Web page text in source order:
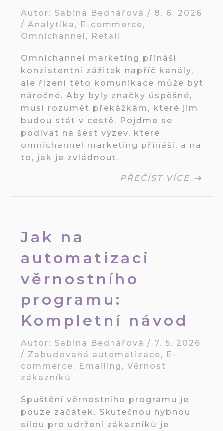
Autor: Sabina Bednářová / 8. 6. 2026
/Analytika , E-commerce,
Omnichannel , Retail
Omnichannel marketing přináší
konzistentní zážitek napříč kanály,
ale řízení této komunikace může být
náročné. Aby byly značky úspěšné,
musí rozumět překážkám, které jim
budou stát v cestě. Pojďme se
podívat na šest výzev, které
omnichannel marketing přináší, a na
to, jak je zvládnout.
PŘEČÍST VÍCE
Jak na
automatizaci
věrnostního
programu:
Kompletní návod
Autor: Sabina Bednářová / 7. 5. 2026
/ Zabudovaná automatizace, E-
commerce, Emailing ,Věrnost
zákazníků
Spuštění věrnostního programu je
pouze začátek. Skutečnou hybnou
silou pro udržení zákazníků je